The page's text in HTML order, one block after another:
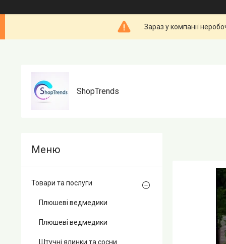
Зараз у компанії
ShopTrends
Товари та послуги
Плюшеві ведмедики
Плюшеві ведмедики
Штучні ялинки та сосни